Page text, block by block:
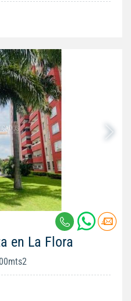
en La Flora